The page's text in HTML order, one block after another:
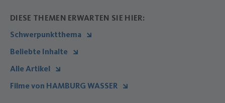
DIESE THEMEN ERWARTEN SIE HIER:
Schwerpunktthema
Beliebte Inhalte
Alle Artikel
Filme von HAMBURG WASSER